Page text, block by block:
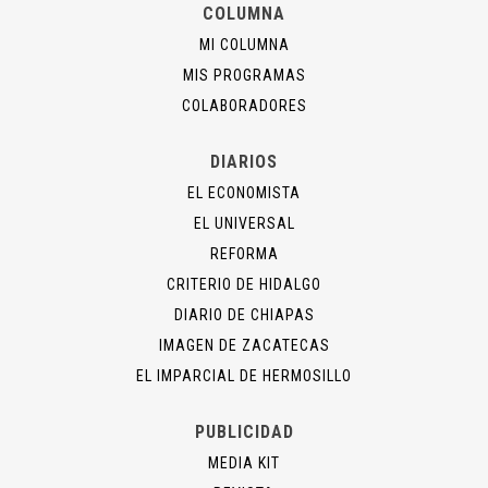
COLUMNA
MI COLUMNA
MIS PROGRAMAS
COLABORADORES
DIARIOS
EL ECONOMISTA
EL UNIVERSAL
REFORMA
CRITERIO DE HIDALGO
DIARIO DE CHIAPAS
IMAGEN DE ZACATECAS
EL IMPARCIAL DE HERMOSILLO
PUBLICIDAD
MEDIA KIT